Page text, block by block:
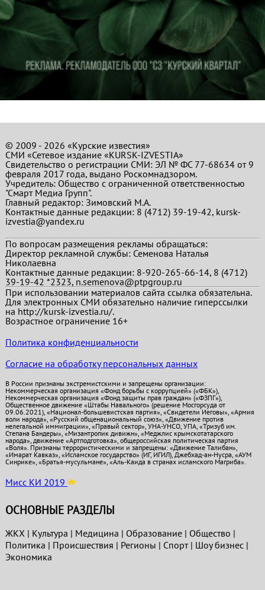
© 2009 - 2026 «Курские известия»
СМИ «Сетевое издание «KURSK-IZVESTIA»
Свидетельство о регистрации СМИ: ЭЛ № ФС 77-68634 от 9
февраля 2017 года, выдано Роскомнадзором.
Учредитель: Общество с ограниченной ответственностью
"Смарт Медиа Групп".
Главный редактор:Зимовский М.А.
Контактные данные редакции: 8 (4712) 39-19-42, kursk-
izvestia@yandex.ru
По вопросам размещения рекламы обращаться:
Директор рекламной службы: Семенова Наталья
Николаевна
Контактные данные редакции: 8-920-265-66-14, 8 (4712)
39-19-42 *2323, n.semenova@ptpgroup.ru
При использовании материалов сайта ссылка обязательна.
Для электронных СМИ обязательно наличие гиперссылки
на http://kursk-izvestia.ru/.
Возрастное ограничение 16+
Политика конфиденциальности
Согласие на обработку персональных данных
В России признаны экстремистскими и запрещены организации:
Некоммерческая организация «Фонд борьбы с коррупцией» («ФБК»),
Некоммерческая организация «Фонд защиты прав граждан» («ФЗПГ»),
Общественное движение «Штабы Навального» (решение Мосгорсуда от
09.06.2021), «Национал-большевистская партия», «Свидетели Иеговы», «Армия
воли народа», «Русский общенациональный союз», «Движение против
нелегальной иммиграции», «Правый сектор», УНА-УНСО, УПА, «Тризуб им.
Степана Бандеры», «Мизантропик дивижн», «Меджлис крымскотатарского
народа», движение «Артподготовка», общероссийская политическая партия
«Воля». Признаны террористическими и запрещены: «Движение Талибан»,
«Имарат Кавказ», «Исламское государство» (ИГ, ИГИЛ), Джебхад-ан-Нусра, «АУМ
Синрике», «Братья-мусульмане», «Аль-Каида в странах исламского Магриба».
Мисс КИ 2019
ОСНОВНЫЕ РАЗДЕЛЫ
ЖКХ| Культура | Медицина | Образование| Общество |
Политика | Проиcшествия | Регионы | Спорт| Шоу бизнес|
Экономика